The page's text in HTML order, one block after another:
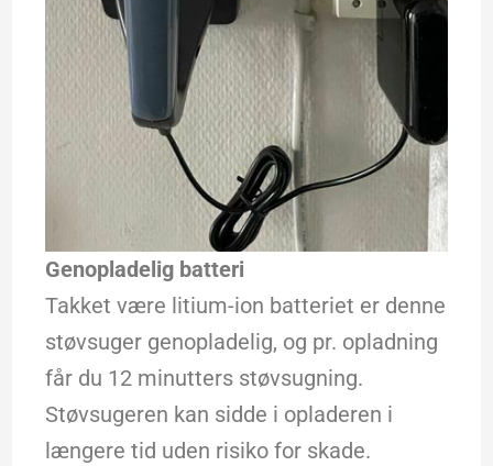
Genopladelig batteri
Takket være litium-ion batteriet er denne
støvsuger genopladelig, og pr. opladning
får du 12 minutters støvsugning.
Støvsugeren kan sidde i opladeren i
længere tid uden risiko for skade.